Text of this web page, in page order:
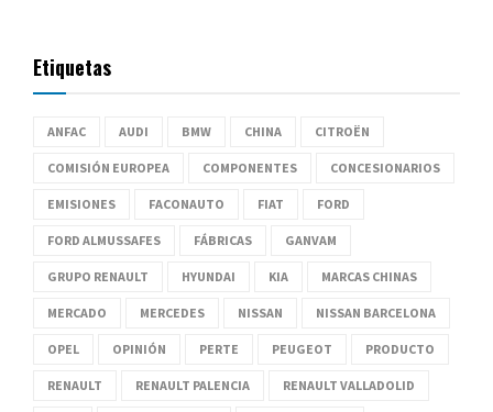
Etiquetas
ANFAC AUDI BMW CHINA CITROËN
COMISIÓN EUROPEA COMPONENTES CONCESIONARIOS
EMISIONES FACONAUTO FIAT FORD
FORD ALMUSSAFES FÁBRICAS GANVAM
GRUPO RENAULT HYUNDAI KIA MARCAS CHINAS
MERCADO MERCEDES NISSAN NISSAN BARCELONA
OPEL OPINIÓN PERTE PEUGEOT PRODUCTO
RENAULT RENAULT PALENCIA RENAULT VALLADOLID